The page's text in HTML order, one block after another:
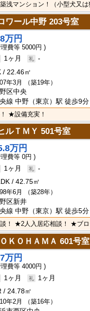
ワール中野 203号室
万円
5000円
1ヶ月
-
22.46㎡
年3月
（築19年）
区中央
線 中野（東京）駅 徒歩9分
★設備充実！
ルＴＭＹ 501号室
万円
0円
1ヶ月
-
42.75㎡
年6月
（築28年）
区新井
線 中野（東京）駅 徒歩5分
ＫＯＨＡＭＡ 601号室
万円
4000円
1ヶ月
1ヶ月
24.78㎡
年2月
（築16年）